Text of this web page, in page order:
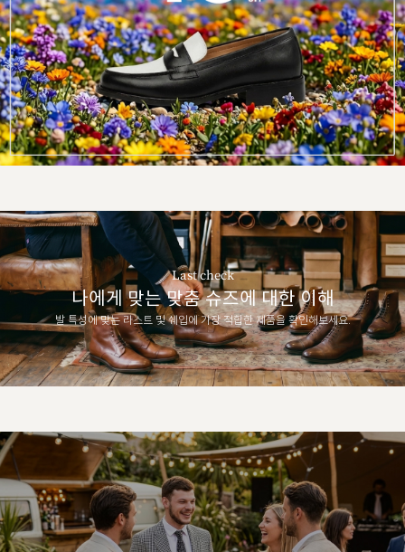
Last check
나에게 맞는 맞춤 슈즈에 대한 이해
발 특성에 맞는 라스트 및 쉐입에 가장 적합한 제품을 확인해보세요.